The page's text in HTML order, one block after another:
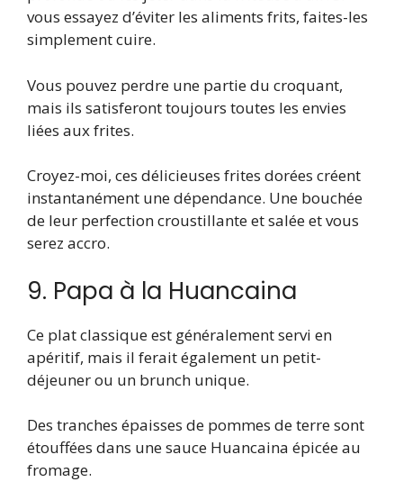
vous essayez d’éviter les aliments frits, faites-les
simplement cuire.
Vous pouvez perdre une partie du croquant,
mais ils satisferont toujours toutes les envies
liées aux frites.
Croyez-moi, ces délicieuses frites dorées créent
instantanément une dépendance. Une bouchée
de leur perfection croustillante et salée et vous
serez accro.
9. Papa à la Huancaina
Ce plat classique est généralement servi en
apéritif, mais il ferait également un petit-
déjeuner ou un brunch unique.
Des tranches épaisses de pommes de terre sont
étouffées dans une sauce Huancaina épicée au
fromage.